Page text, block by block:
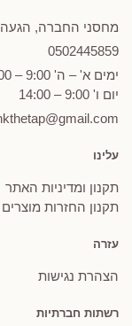
מחסני החברה, הגעה
0502445859
ימים א' – ה' 9:00 – 19:00
יום ו' 9:00 – 14:00
עלינו
תקנון ומדיניות האתר
תקנון החזרות מוצרים
עזרה
הצהרת נגישות
רשתות חברתיות